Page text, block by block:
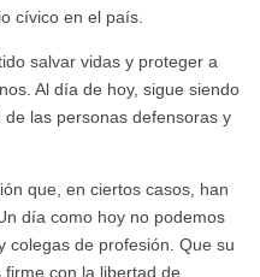
cívico en el país.
salvar vidas y proteger a
Al día de hoy, sigue siendo
las personas defensoras y
que, en ciertos casos, han
día como hoy no podemos
colegas de profesión. Que su
con la libertad de